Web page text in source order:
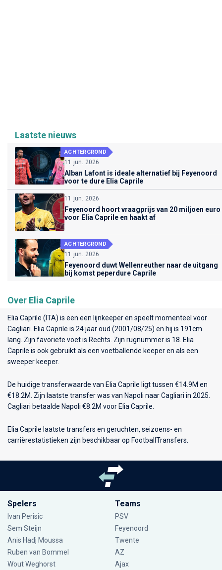
Laatste nieuws
ACHTERGROND
11 jun. 2026
Alban Lafont is ideale alternatief bij Feyenoord
voor te dure Elia Caprile
11 jun. 2026
Feyenoord hoort vraagprijs van 20 miljoen euro
voor Elia Caprile en haakt af
ACHTERGROND
11 jun. 2026
Feyenoord duwt Wellenreuther naar de uitgang
bij komst peperdure Caprile
Over Elia Caprile
Elia Caprile (ITA) is een een lijnkeeper en speelt momenteel voor
Cagliari . Elia Caprile is 24 jaar oud (2001/08/25) en hij is 191cm
lang. Zijn favoriete voet is Rechts. Zijn rugnummer is 18. Elia
Caprile is ook gebruikt als een voetballende keeper en als een
sweeper keeper.
De huidige transferwaarde van Elia Caprile ligt tussen €14.9M en
€18.2M. Zijn laatste transfer was van Napoli naar Cagliari in 2025.
Cagliari betaalde Napoli €8.2M voor Elia Caprile.
Elia Caprile laatste transfers en geruchten, seizoens- en
carrièrestatistieken zijn beschikbaar op FootballTransfers.
Spelers
Ivan Perisic
Sem Steijn
Anis Hadj Moussa
Ruben van Bommel
Wout Weghorst
Teams
PSV
Feyenoord
Twente
AZ
Ajax